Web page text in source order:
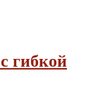
гибкой